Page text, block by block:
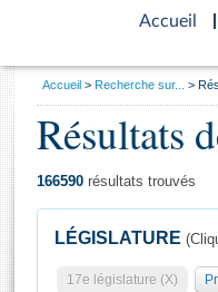
Accueil
d'accueil
Général
Vous
Accueil Recherche sur...
Résultats
166590 résultats trouvés
LÉGISLATURE
17e législature (X)